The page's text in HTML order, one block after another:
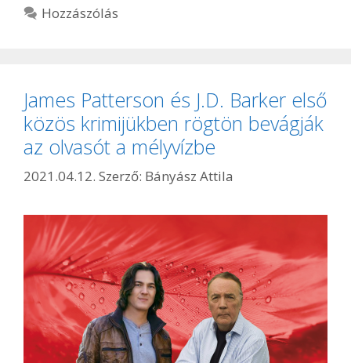
Hozzászólás
James Patterson és J.D. Barker első
közös krimijükben rögtön bevágják
az olvasót a mélyvízbe
2021.04.12. Szerző: Bányász Attila